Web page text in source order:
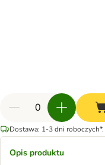
Dostawa: 1-3 dni roboczych*.
Opis produktu